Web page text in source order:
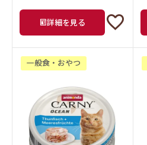
詳細を見る
一般食・おやつ